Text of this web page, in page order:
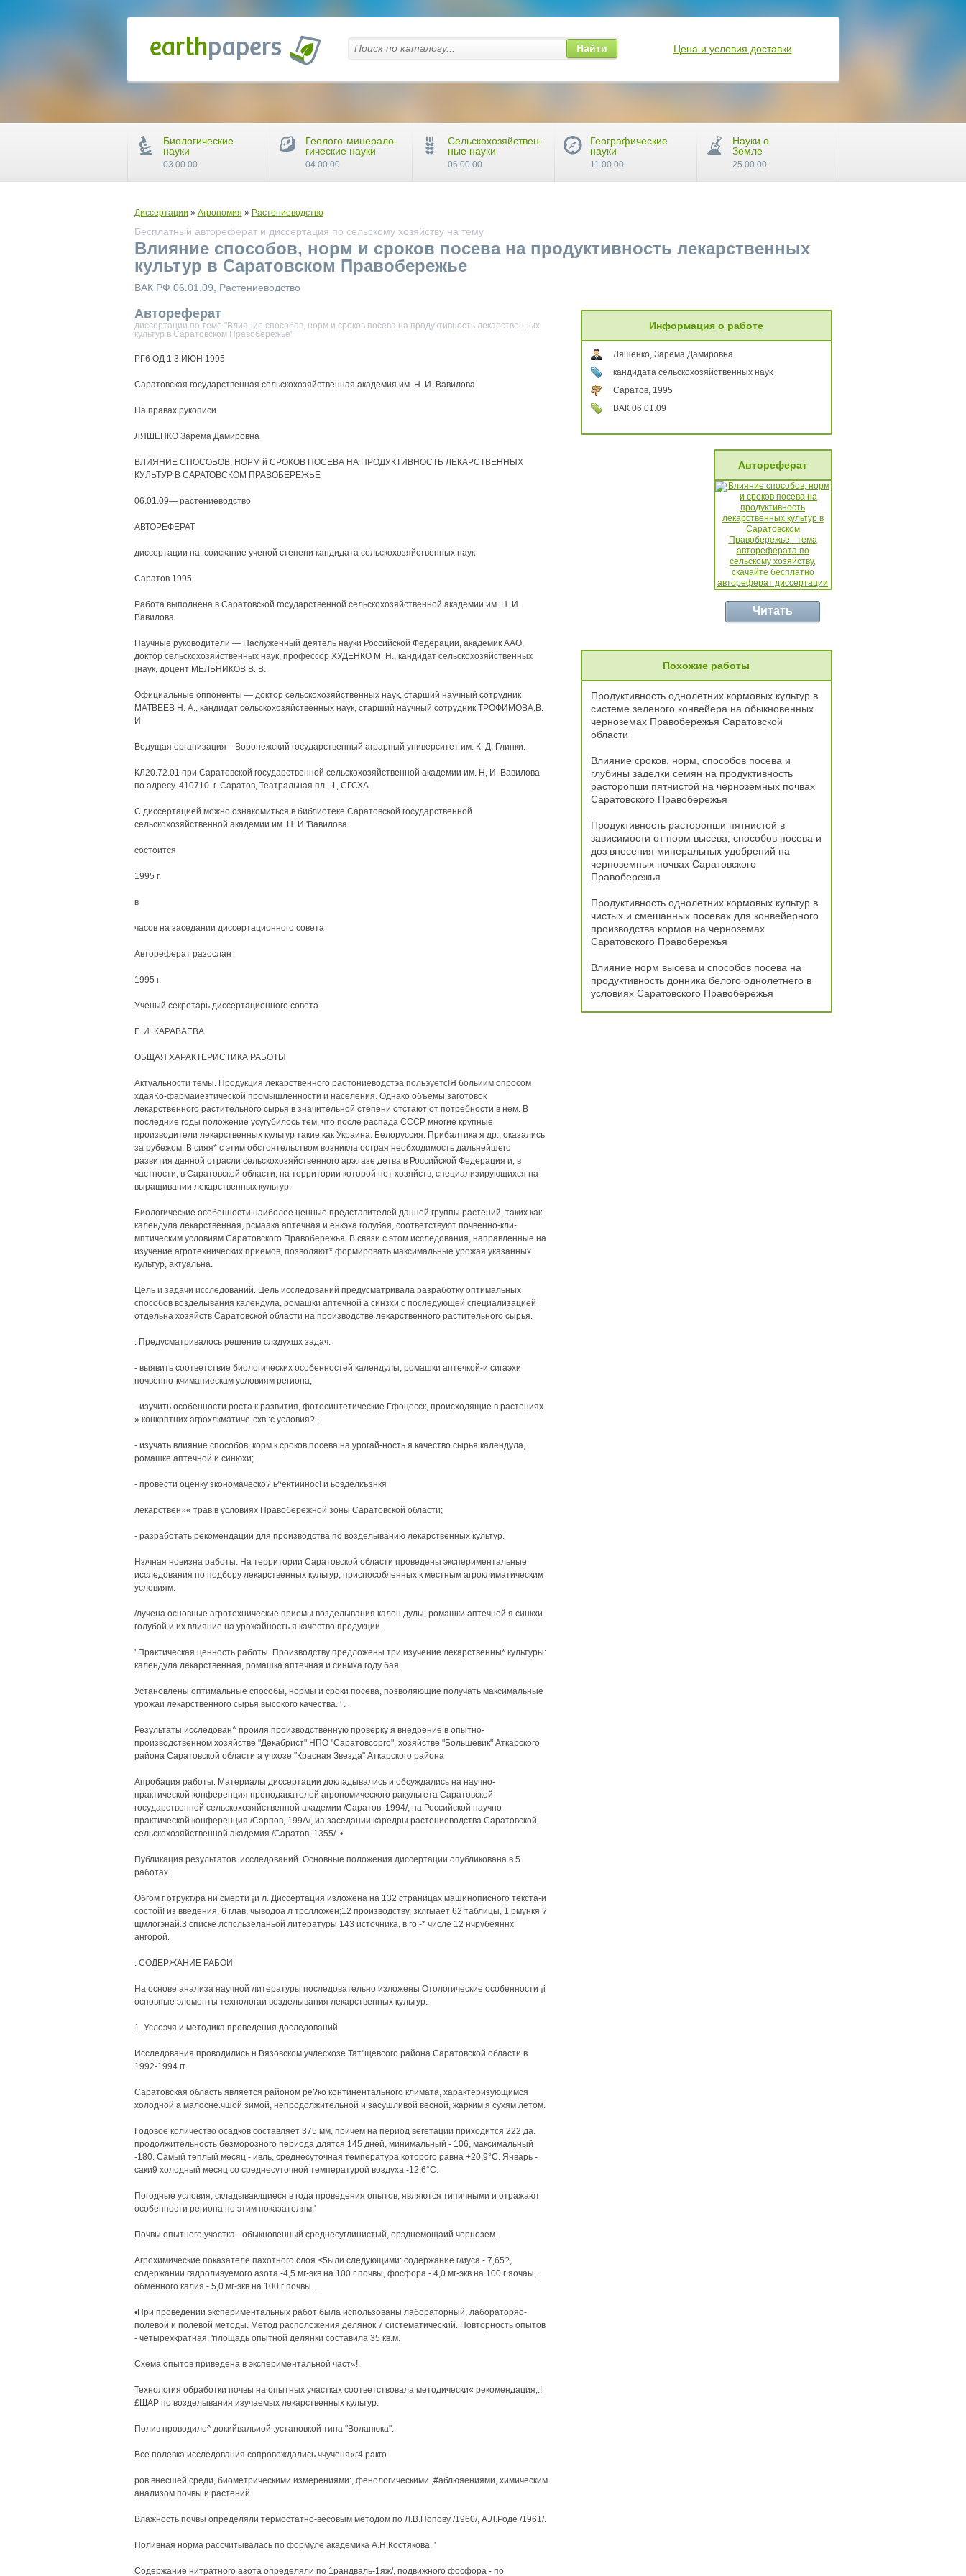
Диссертации » Агрономия » Растениеводство
Бесплатный автореферат и диссертация по сельскому хозяйству на тему
Влияние способов, норм и сроков посева на продуктивность лекарственных
культур в Саратовском Правобережье
ВАК РФ 06.01.09, Растениеводство
Автореферат
диссертации по теме "Влияние способов, норм и сроков посева на продуктивность лекарственных
культур в Саратовском Правобережье"
РГ6 ОД 1 3 ИЮН 1995
Саратовская государственная сельскохозяйственная академия им. Н. И. Вавилова
На правах рукописи
ЛЯШЕНКО Зарема Дамировна
ВЛИЯНИЕ СПОСОБОВ, НОРМ й СРОКОВ ПОСЕВА НА ПРОДУКТИВНОСТЬ ЛЕКАРСТВЕННЫХ
КУЛЬТУР В САРАТОВСКОМ ПРАВОБЕРЕЖЬЕ
06.01.09— растениеводство
АВТОРЕФЕРАТ
диссертации на, соискание ученой степени кандидата сельскохозяйственных наук
Саратов 1995
Работа выполнена в Саратовской государственной сельскохозяйственной академии им. Н. И.
Вавилова.
Научные руководители — Наслуженный деятель науки Российской Федерации, академик ААО,
доктор сельскохозяйственных наук, профессор ХУДЕНКО М. Н., кандидат сельскохозяйственных
¡наук, доцент МЕЛЬНИКОВ В. В.
Официальные оппоненты — доктор сельскохозяйственных наук, старший научный сотрудник
МАТВЕЕВ Н. А., кандидат сельскохозяйственных наук, старший научный сотрудник ТРОФИМОВА,В.
И
Ведущая организация—Воронежский государственный аграрный университет им. К. Д. Глинки.
КЛ20.72.01 при Саратовской государственной сельскохозяйственной академии им. Н, И. Вавилова
по адресу. 410710. г. Саратов, Театральная пл., 1, СГСХА.
С диссертацией можно ознакомиться в библиотеке Саратовской государственной
сельскохозяйственной академии им. Н. И.'Вавилова.
состоится
1995 г.
в
часов на заседании диссертационного совета
Автореферат разослан
1995 г.
Ученый секретарь диссертационного совета
Г. И. КАРАВАЕВА
ОБЩАЯ ХАРАКТЕРИСТИКА РАБОТЫ
Актуальности темы. Продукция лекарственного раотониеводстэа польэуетс!Я больиим опросом
хдаяКо-фармаиезтической промышленности и населения. Однако объемы заготовок
лекарственного растительного сырья в значительной степени отстают от потребности в нем. В
последние годы положение усугубилось тем, что после распада СССР многие крупные
производители лекарственных культур такие как Украина. Белоруссия. Прибалтика я др., оказались
за рубежом. В сияя* с этим обстоятельством возникла острая необходимость дальнейшего
развития данной отрасли сельскохозяйственного арэ.газе детва в Российской Федерация и, в
частности, в Саратовской области, на территории которой нет хозяйств, специализирующихся на
выращивании лекарственных культур.
Биологические особенности наиболее ценные представителей данной группы растений, таких как
календула лекарственная, рсмаака аптечная и енкэха голубая, соответствуют почвенно-кли-
мптическим условиям Саратовского Правобережья. В связи с этом исследования, направленные на
изучение агротехнических приемов, позволяют* формировать максимальные урожая указанных
культур, актуальна.
Цель и задачи исследований. Цель исследований предусматривала разработку оптимальных
способов возделывания календула, ромашки аптечной а синзхи с последующей специализацией
отдельна хозяйств Саратовской области на производстве лекарственного растительного сырья.
. Предусматривалось решение слздухшх задач:
- выявить соответствие биологических особенностей календулы, ромашки аптечкой-и сигаэхи
почвенно-кчимапиескам условиям региона;
- изучить особенности роста к развития, фотосинтетические Гфоцесск, происходящие в растениях
» конкрптних агрохлкматиче-схв :с условия? ;
- изучать влияние способов, корм к сроков посева на урогай-ность я качество сырья календула,
ромашке аптечной и синюхи;
- провести оценку зкономаческо? ь^ектиинос! и ьоэделкъзнкя
лекарствен»« трав в условиях Правобережной зоны Саратовской области;
- разработать рекомендации для производства по возделыванию лекарственных культур.
Нз/чная новизна работы. На территории Саратовской области проведены экспериментальные
исследования по подбору лекарственных культур, приспособленных к местным агроклиматическим
условиям.
/лучена основные агротехнические приемы возделывания кален дулы, ромашки аптечной я синкхи
голубой и их влияние на урожайность я качество продукции.
' Практическая ценность работы. Производству предложены три изучение лекарственны* культуры:
календула лекарственная, ромашка аптечная и синмха году бая.
Установлены оптимальные способы, нормы и сроки посева, позволяющие получать максимальные
урожаи лекарственного сырья высокого качества. ' . .
Результаты исследован^ проиля производственную проверку я внедрение в опытно-
производственном хозяйстве "Декабрист" НПО "Саратовсорго", хозяйстве "Большевик" Аткарского
района Саратовской области а учхозе "Красная Звезда" Аткарского района
Апробация работы. Материалы диссертации докладывались и обсуждались на научно-
практической конференция преподавателей агрономического ракультета Саратовской
государственной сельскохозяйственной академии /Саратов, 1994/, на Российской научно-
практической конференция /Сарпов, 199А/, иа заседании каредры растениеводства Саратовской
сельскохозяйственной академия /Саратов, 1355/. •
Публикация результатов .исследований. Основные положения диссертации опубликована в 5
работах.
Обгом г отрукт/ра ни смерти ¡и л. Диссертация изложена на 132 страницах машинописного текста-и
состой! из введения, 6 глав, чыводоа л трслложен;12 производству, зклгыает 62 таблицы, 1 рмункя ?
щмлогэнай.3 списке лспсльзеланьой литературы 143 источника, в го:-* числе 12 нчрубеяннх
ангорой.
. СОДЕРЖАНИЕ РАБОИ
На основе анализа научной литературы последовательно изложены Отологические особенности ¡i
основные элементы технологаи возделывания лекарственных культур.
1. Услоэчя и методика проведения доследований
Исследования проводились н Вязовском учлесхозе Тат"щевсого района Саратовской области в
1992-1994 гг.
Саратовская область является районом ре?ко континентального климата, характеризующимся
холодной а малосне.чшой зимой, непродолжительной и засушливой весной, жарким я сухям летом.
Годовое количество осадков составляет 375 мм, причем на период вегетации приходится 222 да.
продолжительность безморозного периода длятся 145 дней, минимальный - 106, максимальный
-180. Самый теплый месяц - ивль, среднесуточная температура которого равна +20,9°С. Январь -
саки9 холодный месяц со среднесуточной температурой воздуха -12,6°С.
Погодные условия, складывающиеся в года проведения опытов, являются типичными и отражают
особенности региона по этим показателям.'
Почвы опытного участка - обыкновенный среднесуглинистый, ерэднемощаий чернозем.
Агрохимические показателе пахотного слоя <5ыли следующими: содержание г/иуса - 7,65?,
содержании гядролиэуемого азота -4,5 мг-экв на 100 г почвы, фосфора - 4,0 мг-экв на 100 г яочаы,
обменного калия - 5,0 мг-экв на 100 г почвы. .
•При проведении экспериментальных работ была использованы лабораторный, лабораторяо-
полевой и полевой методы. Метод расположения делянок 7 систематический. Повторность опытов
- четырехкратная, 'площадь опытной делянки составила 35 кв.м.
Схема опытов приведена в экспериментальной част«!.
Технология обработки почвы на опытных участках соответствовала методически« рекомендация;.!
£ШАР по возделывания изучаемых лекарственных культур.
Полив проводило^ докийвальиой .установкой тина "Волапюка".
Все полевка исследования сопровождались ччученя«г4 ракго-
ров внесшей среди, биометрическими измерениями:, фенологическими ,#аблюяениями, химическим
анализом почвы и растений.
Влажность почвы определяли термостатно-весовым методом по Л.В.Попову /1960/, А.Л.Роде /1961/.
Поливная норма рассчитывалась по формуле академика А.Н.Костякова. '
Содержание нитратного азота определяли по 1рандваль-1яж/, подвижного фосфора - по
Информация о работе
Ляшенко, Зарема Дамировна
кандидата сельскохозяйственных наук
Саратов, 1995
ВАК 06.01.09
Автореферат
Читать
Похожие работы
Продуктивность однолетних кормовых культур в
системе зеленого конвейера на обыкновенных
черноземах Правобережья Саратовской
области
Влияние сроков, норм, способов посева и
глубины заделки семян на продуктивность
расторопши пятнистой на черноземных почвах
Саратовского Правобережья
Продуктивность расторопши пятнистой в
зависимости от норм высева, способов посева и
доз внесения минеральных удобрений на
черноземных почвах Саратовского
Правобережья
Продуктивность однолетних кормовых культур в
чистых и смешанных посевах для конвейерного
производства кормов на черноземах
Саратовского Правобережья
Влияние норм высева и способов посева на
продуктивность донника белого однолетнего в
условиях Саратовского Правобережья
Найти Цена и условия доставки
Биологические
науки
03.00.00
Геолого-минерало-
гические науки
04.00.00
Сельскохозяйствен-
ные науки
06.00.00
Географические
науки
11.00.00
Науки о
Земле
25.00.00